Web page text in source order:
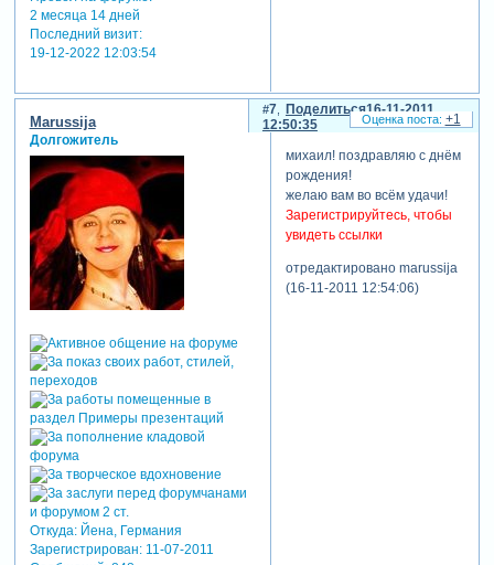
2 месяца 14 дней
Последний визит:
19-12-2022 12:03:54
Поделиться
7
16-11-2011
12:50:35
Marussija
Долгожитель
Откуда:Йена, Германия
Зарегистрирован: 11-07-2011
михаил! поздравляю с днём
рождения!
желаю вам во всём удачи!
Зарегистрируйтесь, чтобы
увидеть ссылки
отредактировано marussija
(16-11-2011 12:54:06)
+1